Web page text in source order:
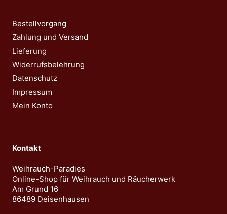
Optionen
können
auf
der
Produktseite
gewählt
werden
Bestellvorgang
Zahlung und Versand
Lieferung
Widerrufsbelehrung
Datenschutz
Impressum
Mein Konto
Kontakt
Weihrauch-Paradies
Online-Shop für Weihrauch und Räucherwerk
Am Grund 16
86489 Deisenhausen